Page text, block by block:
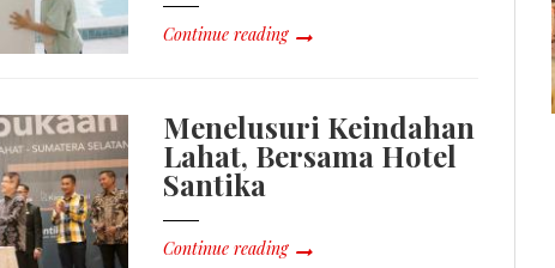
Continue reading
Menelusuri Keindahan
Lahat, Bersama Hotel
Santika
Continue reading